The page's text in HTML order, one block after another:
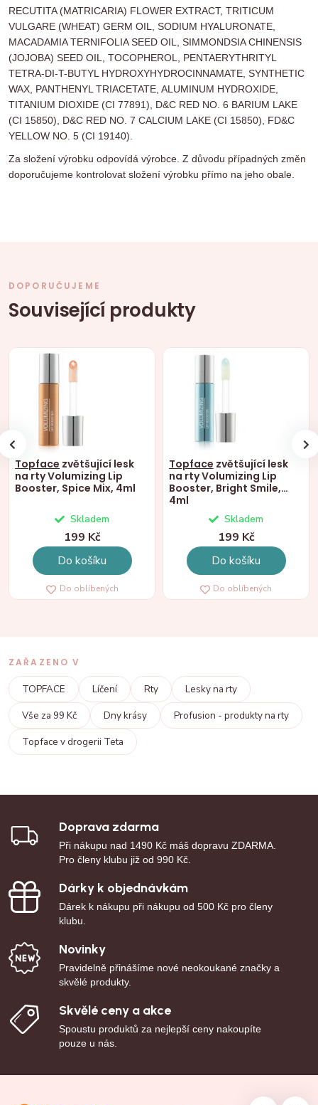
RECUTITA (MATRICARIA) FLOWER EXTRACT, TRITICUM
VULGARE (WHEAT) GERM OIL, SODIUM HYALURONATE,
MACADAMIA TERNIFOLIA SEED OIL, SIMMONDSIA CHINENSIS
(JOJOBA) SEED OIL, TOCOPHEROL, PENTAERYTHRITYL
TETRA-DI-T-BUTYL HYDROXYHYDROCINNAMATE, SYNTHETIC
WAX, PANTHENYL TRIACETATE, ALUMINUM HYDROXIDE,
TITANIUM DIOXIDE (CI 77891), D&C RED NO. 6 BARIUM LAKE
(CI 15850), D&C RED NO. 7 CALCIUM LAKE (CI 15850), FD&C
YELLOW NO. 5 (CI 19140).
Za složení výrobku odpovídá výrobce. Z důvodu případných změn
doporučujeme kontrolovat složení výrobku přímo na jeho obale.
DOPORUČUJEME
Související produkty
Topface zvětšující lesk
na rty Volumizing Lip
Booster, Spice Mix, 4ml
Skladem
199 Kč
Do košíku
Do oblíbených
Topface zvětšující lesk
na rty Volumizing Lip
Booster, Bright Smile,
4ml
Skladem
199 Kč
Do košíku
Do oblíbených
ZAŘAZENO V
TOPFACE Líčení Rty
Lesky na rty
Vše za 99 Kč
Dny krásy
Profusion - produkty na rty
Topface v drogerii Teta
Doprava zdarma
Při nákupu nad 1490 Kč máš dopravu ZDARMA.
Pro členy klubu již od 990 Kč.
Dárky k objednávkám
Dárek k nákupu při nákupu od 500 Kč pro členy
klubu.
Novinky
Pravidelně přinášíme nové neokoukané značky a
skvělé produkty.
Skvělé ceny a akce
Spoustu produktů za nejlepší ceny nakoupíte
pouze u nás.